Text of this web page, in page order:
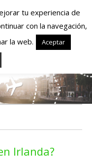
en
en
Irlanda?
tu experiencia de
con la navegación,
la web.
Aceptar